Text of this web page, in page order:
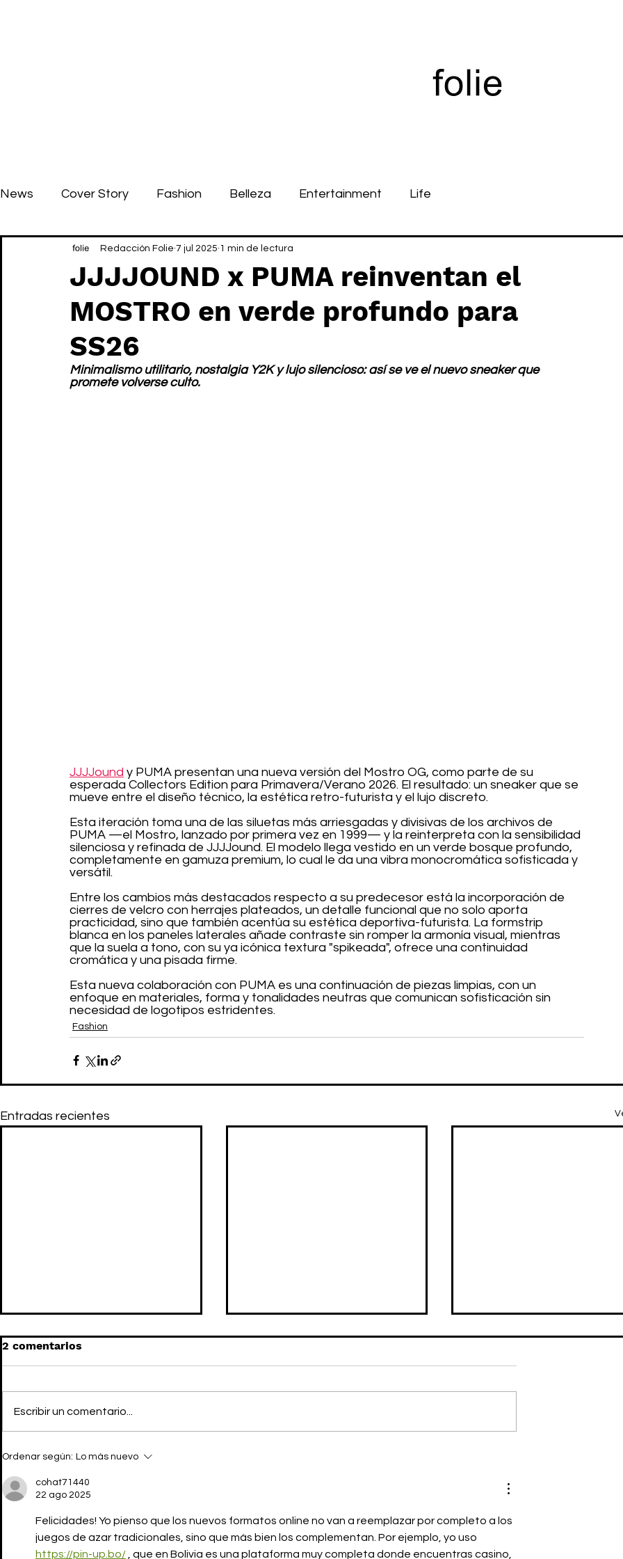
News Cover Story Fashion Belleza Entertainment Life
JJJJOUND x PUMA reinventan el
MOSTRO en verde profundo para
SS26
Redacción Folie 7 jul 2025 1 min de lectura
Minimalismo utilitario, nostalgia Y2K y lujo silencioso: así se ve el nuevo sneaker que
promete volverse culto.
JJJJound y PUMA presentan una nueva versión del Mostro OG, como parte de su
esperada Collectors Edition para Primavera/Verano 2026. El resultado: un sneaker que se
mueve entre el diseño técnico, la estética retro-futurista y el lujo discreto.
Esta iteración toma una de las siluetas más arriesgadas y divisivas de los archivos de
PUMA —el Mostro, lanzado por primera vez en 1999— y la reinterpreta con la sensibilidad
silenciosa y refinada de JJJJound. El modelo llega vestido en un verde bosque profundo,
completamente en gamuza premium, lo cual le da una vibra monocromática sofisticada y
versátil.
Entre los cambios más destacados respecto a su predecesor está la incorporación de
cierres de velcro con herrajes plateados, un detalle funcional que no solo aporta
practicidad, sino que también acentúa su estética deportiva-futurista. La formstrip
blanca en los paneles laterales añade contraste sin romper la armonía visual, mientras
que la suela a tono, con su ya icónica textura "spikeada", ofrece una continuidad
cromática y una pisada firme.
Esta nueva colaboración con PUMA es una continuación de piezas limpias, con un
enfoque en materiales, forma y tonalidades neutras que comunican sofisticación sin
necesidad de logotipos estridentes.
Fashion
Entradas recientes
Summer is so close!
2 comentarios
Escribir un comentario...
Ordenar según: Lo más nuevo
cohat71440
22 ago 2025
Felicidades! Yo pienso que los nuevos formatos online no van a reemplazar por completo a los
juegos de azar tradicionales, sino que más bien los complementan. Por ejemplo, yo uso
https://pin-up.bo/ , que en Bolivia es una plataforma muy completa donde encuentras casino,